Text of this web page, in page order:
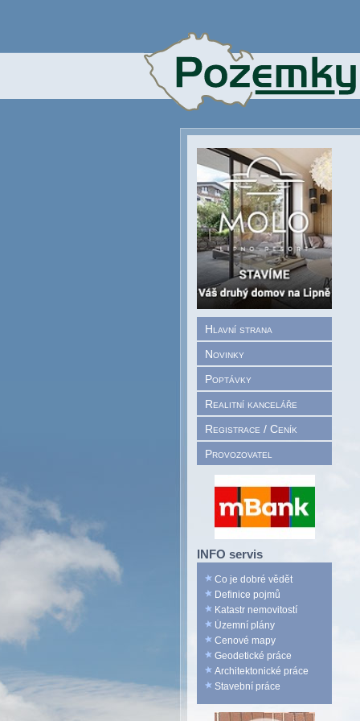
Hlavní strana
Novinky
Poptávky
Realitní kanceláře
Registrace / Ceník
Provozovatel
INFO servis
Co je dobré vědět
Definice pojmů
Katastr nemovitostí
Územní plány
Cenové mapy
Geodetické práce
Architektonické práce
Stavební práce